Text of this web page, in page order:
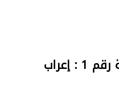
سورة المعارج الآية رقم 1 : إعراب